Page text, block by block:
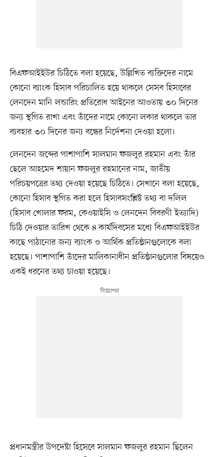
বিএফআইইউর চিঠিতে বলা হয়েছে, উল্লিখিত ব্যক্তিদের নামে
কোনো ব্যাংক হিসাব পরিচালিত হয়ে থাকলে সেসব হিসাবের
লেনদেন মানি লন্ডারিং প্রতিরোধ আইনের আওতায় ৩০ দিনের
জন্য স্থগিত রাখা এবং তাঁদের নামে কোনো লকার থাকলে তার
ব্যবহার ৩০ দিনের জন্য বন্ধের নির্দেশনা দেওয়া হলো।
লেনদেন জব্দের পাশাপাশি সালমান ফজলুর রহমান এবং তাঁর
ছেলে আহমেদ শায়ান ফজলুর রহমানের নাম, জাতীয়
পরিচয়পত্রের তথ্য দেওয়া হয়েছে চিঠিতে। সেখানে বলা হয়েছে,
কোনো হিসাব স্থগিত করা হলে হিসাবসংশ্লিষ্ট তথ্য বা দলিল
(হিসাব খোলার ফরম, কেওয়াইসি ও লেনদেন বিবরণী ইত্যাদি)
চিঠি দেওয়ার তারিখ থেকে ৪ কার্যদিবসের মধ্যে বিএফআইইউর
কাছে পাঠানোর জন্য ব্যাংক ও আর্থিক প্রতিষ্ঠানগুলোকে বলা
হয়েছে। পাশাপাশি তাঁদের মালিকানাধীন প্রতিষ্ঠানগুলোর বিষয়েও
একই ধরনের তথ্য চাওয়া হয়েছে।
প্রধানমন্ত্রীর উপদেষ্টা হিসেবে সালমান ফজলুর রহমান ছিলেন